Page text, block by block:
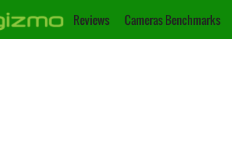
Reviews Cameras Benchmarks